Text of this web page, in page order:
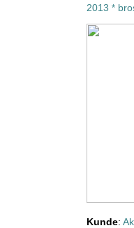
2013 *
Kunde: